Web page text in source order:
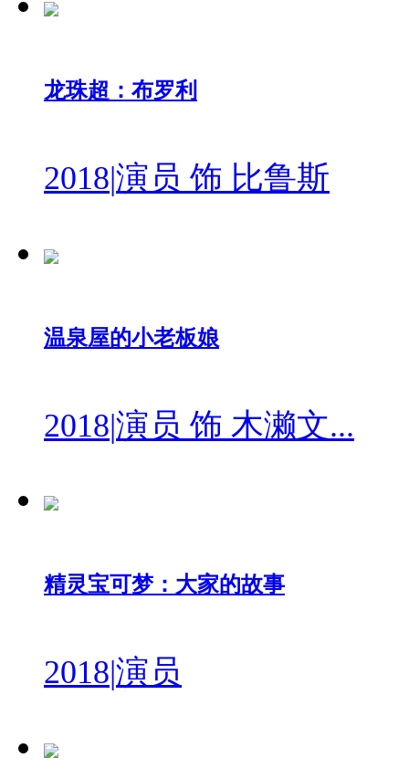
龙珠超：布罗利
2018|演员 饰 比鲁斯
温泉屋的小老板娘
2018|演员 饰 木濑文...
精灵宝可梦：大家的故事
2018|演员